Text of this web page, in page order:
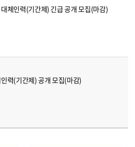
체인력(기간제) 긴급 공개 모집(마감)
력(기간제) 공개 모집(마감)